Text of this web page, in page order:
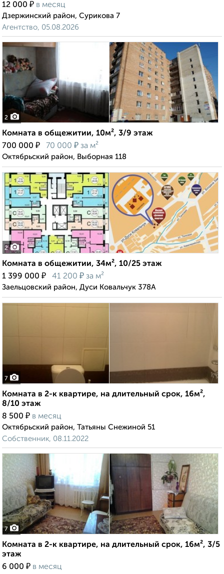
12 000 ₽ в месяц
Дзержинский район, Сурикова 7
Агентство, 05.08.2026
2
Комната в общежитии, 10м², 3/9 этаж
700 000 ₽ 70 000 ₽ за м²
Октябрьский район, Выборная 118
2
Комната в общежитии, 34м², 10/25 этаж
1 399 000 ₽ 41 200 ₽ за м²
Заельцовский район, Дуси Ковальчук 378А
7
Комната в 2-к квартире, на длительный срок, 16м²,
8/10 этаж
8 500 ₽ в месяц
Октябрьский район, Татьяны Снежиной 51
Собственник, 08.11.2022
7
Комната в 2-к квартире, на длительный срок, 16м², 3/5
этаж
6 000 ₽ в месяц